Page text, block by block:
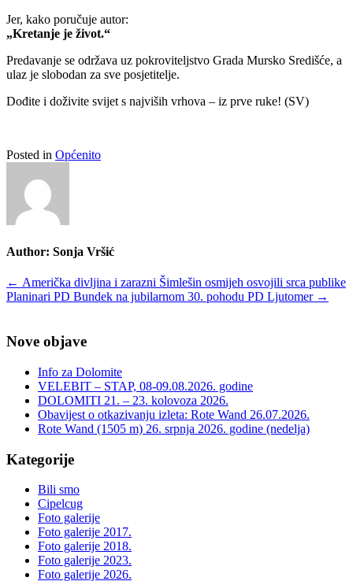
Jer, kako poručuje autor:
„Kretanje je život.“
Predavanje se održava uz pokroviteljstvo Grada Mursko Središće, a
ulaz je slobodan za sve posjetitelje.
Dođite i doživite svijet s najviših vrhova – iz prve ruke! (SV)
Posted in Općenito
Author: Sonja Vršić
Post
navigation
← Američka divljina i zarazni Šimlešin osmijeh osvojili srca publike
Planinari PD Bundek na jubilarnom 30. pohodu PD Ljutomer →
Nove objave
Info za Dolomite
VELEBIT – STAP, 08-09.08.2026. godine
DOLOMITI 21. – 23. kolovoza 2026.
Obavijest o otkazivanju izleta: Rote Wand 26.07.2026.
Rote Wand (1505 m) 26. srpnja 2026. godine (nedelja)
Kategorije
Bili smo
Cipelcug
Foto galerije
Foto galerije 2017.
Foto galerije 2018.
Foto galerije 2023.
Foto galerije 2026.